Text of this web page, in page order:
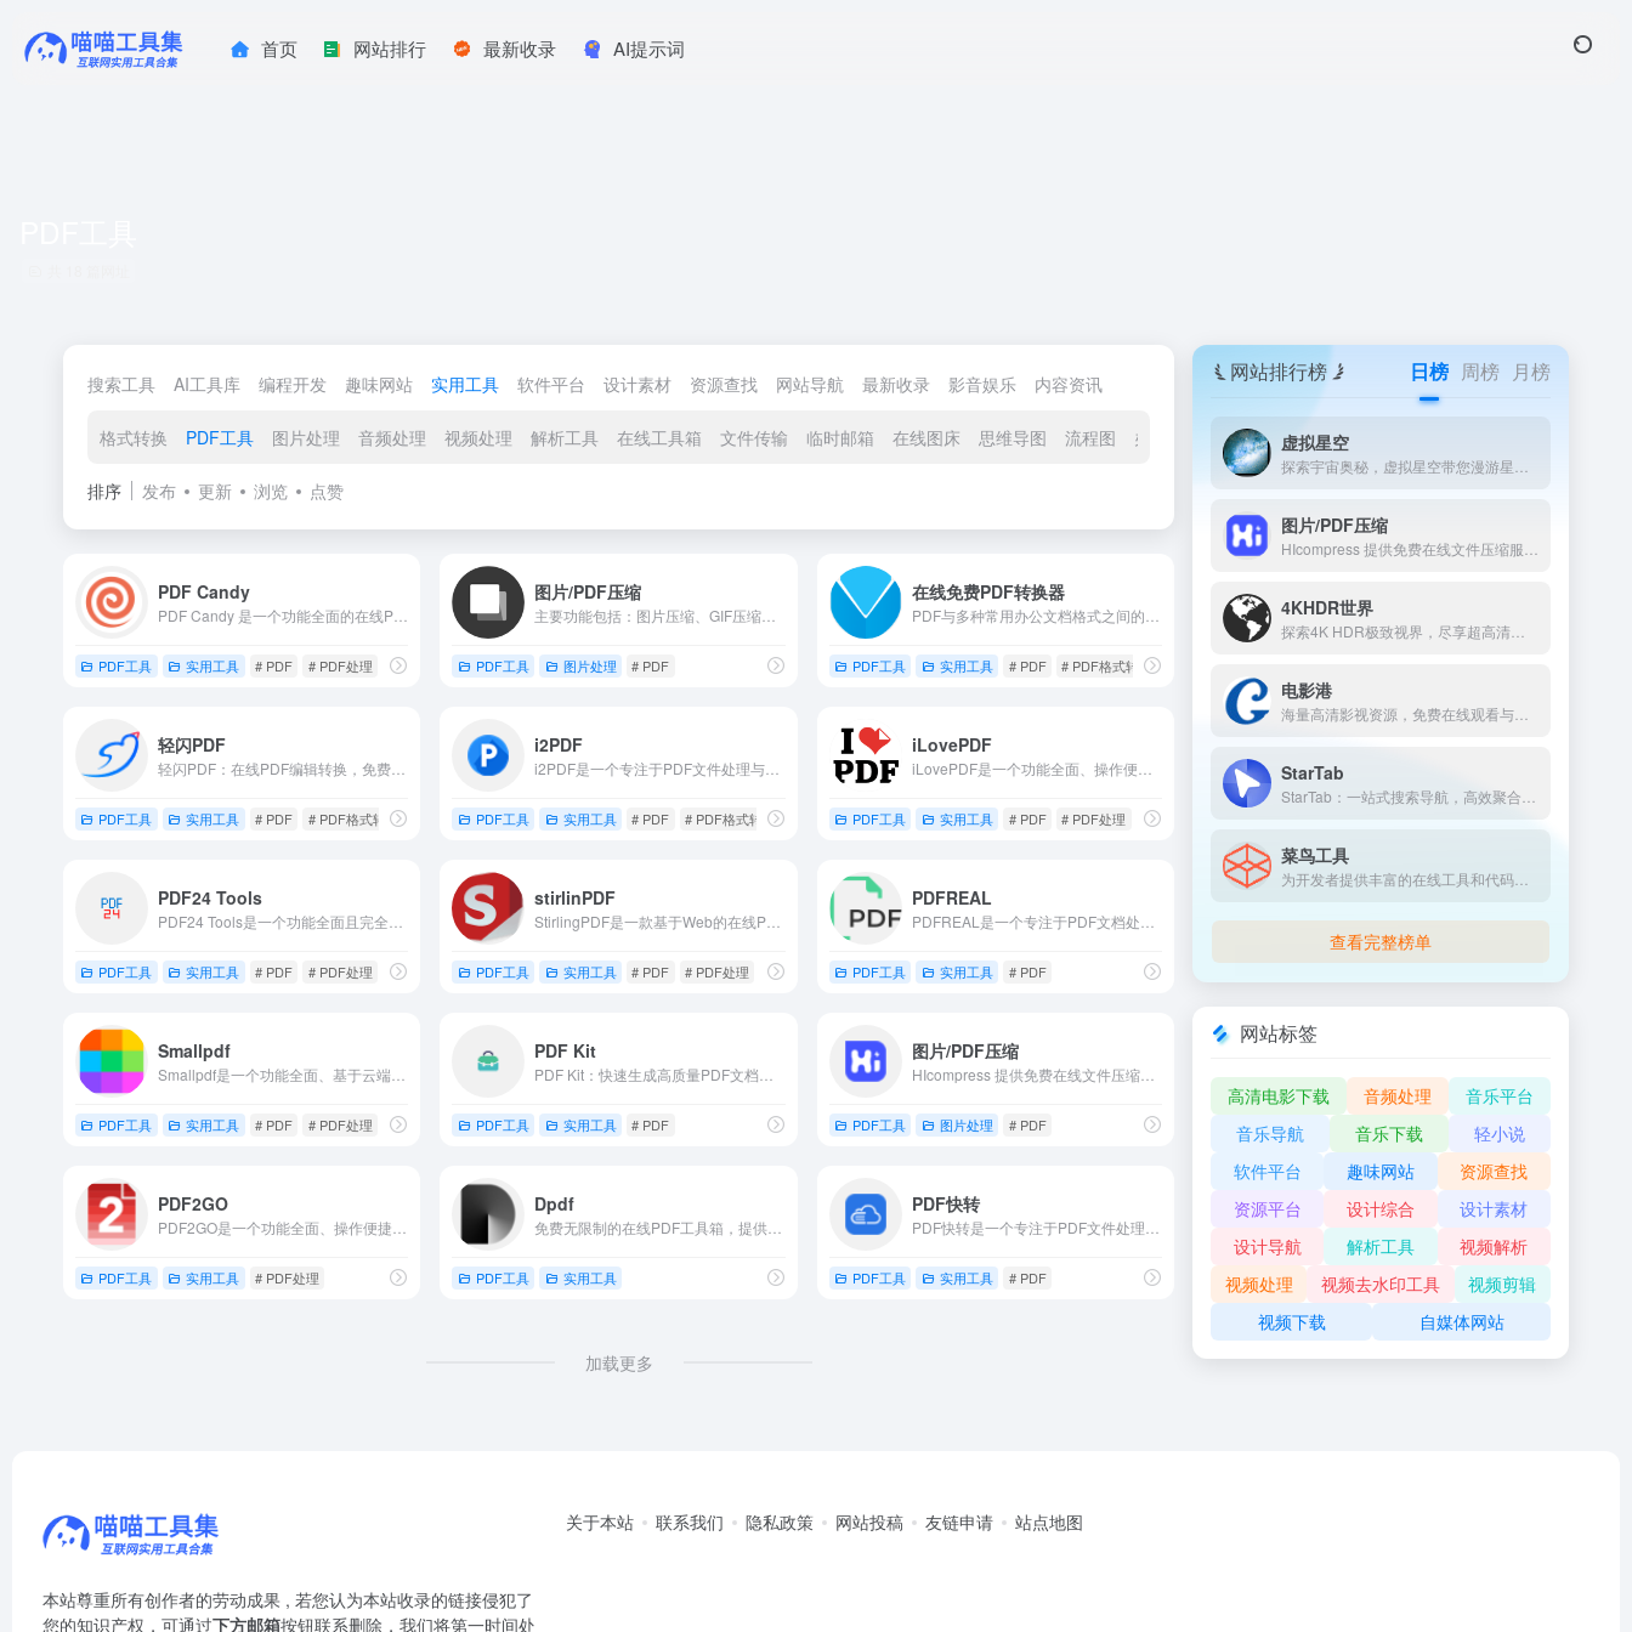
首页 网站排行 最新收录 AI提示词
搜索工具 AI工具库 编程开发 趣味网站 实用工具 软件平台 设计素材 资源查找 网站导航 最新收录 影音娱乐 内容资讯
格式转换 PDF工具 图片处理 音频处理 视频处理 解析工具 在线工具箱 文件传输 临时邮箱 在线图床 思维导图 流程图 办公/图表/白板 其他工具
排序 发布 更新 浏览 点赞
PDF Candy
PDF工具 实用工具 # PDF # PDF处理
图片/PDF压缩
PDF工具 图片处理 # PDF
在线免费PDF转换器
PDF工具 实用工具 # PDF # PDF格式转换
轻闪PDF
PDF工具 实用工具 # PDF # PDF格式转换 # PDF转换
i2PDF
PDF工具 实用工具 # PDF # PDF格式转换 # PDF转换
iLovePDF
PDF工具 实用工具 # PDF # PDF处理
PDF24 Tools
PDF工具 实用工具 # PDF # PDF处理
stirlinPDF
PDF工具 实用工具 # PDF # PDF处理
PDFREAL
PDF工具 实用工具 # PDF
Smallpdf
PDF工具 实用工具 # PDF # PDF处理
PDF Kit
PDF工具 实用工具 # PDF
图片/PDF压缩
HIcompress 提供免费在线文件压缩服务，支持图片、PDF、视频等多种格式，快速高效。
PDF工具 图片处理 # PDF
PDF2GO
PDF工具 实用工具 # PDF处理
Dpdf
PDF工具 实用工具
PDF快转
PDF工具 实用工具 # PDF
加载更多
网站排行榜 日榜 周榜 月榜
虚拟星空
图片/PDF压缩
4KHDR世界
电影港
StarTab
菜鸟工具
查看完整榜单
网站标签
高清电影下载 音频处理
音乐平台
音乐导航
音乐下载
轻小说
软件平台
趣味网站
资源查找
资源平台
设计综合
设计素材
设计导航
解析工具
视频解析
视频处理
视频去水印工具
视频剪辑
视频下载
自媒体网站
本站尊重所有创作者的劳动成果 , 若您认为本站收录的链接侵犯了
您的知识产权，可通过下方邮箱按钮联系删除，我们将第一时间处
关于本站 联系我们 隐私政策 网站投稿 友链申请 站点地图